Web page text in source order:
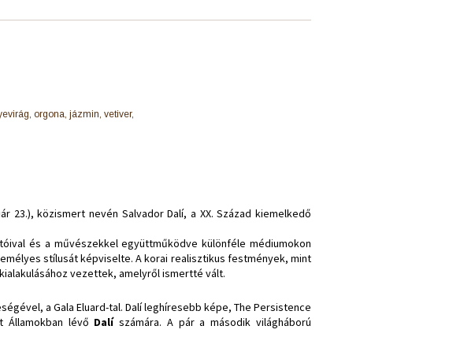
orgona, jázmin, vetiver,
23.), közismert nevén Salvador Dalí, a XX. Század kiemelkedő
és a művészekkel együttműködve különféle médiumokon
stílusát képviselte. A korai realisztikus festmények, mint
vezettek, amelyről ismertté vált.
a Gala Eluard-tal. Dalí leghíresebb képe, The Persistence
Államokban lévő Dalíszámára. A pár a második világháború